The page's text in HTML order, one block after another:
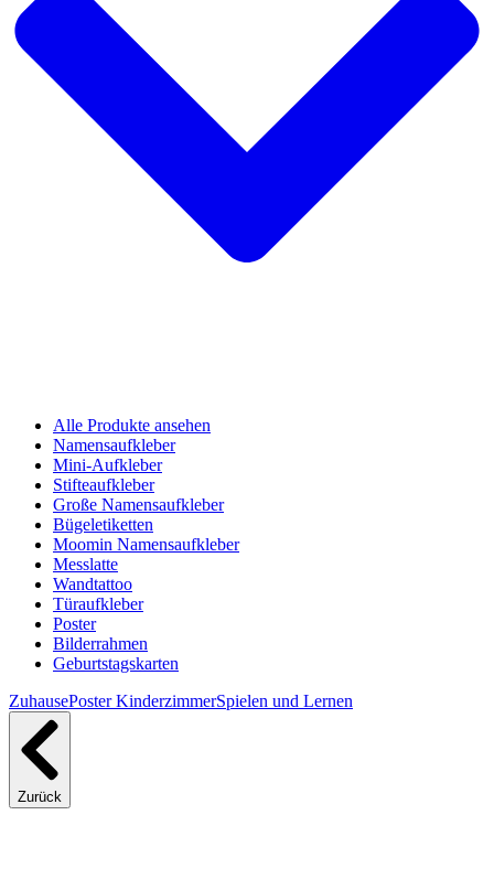
Alle Produkte ansehen
Namensaufkleber
Mini-Aufkleber
Stifteaufkleber
Große Namensaufkleber
Bügeletiketten
Moomin Namensaufkleber
Messlatte
Wandtattoo
Türaufkleber
Poster
Bilderrahmen
Geburtstagskarten
ZuhausePoster KinderzimmerSpielen und Lernen
Zurück